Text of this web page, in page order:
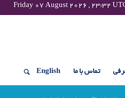
تماس با ما English